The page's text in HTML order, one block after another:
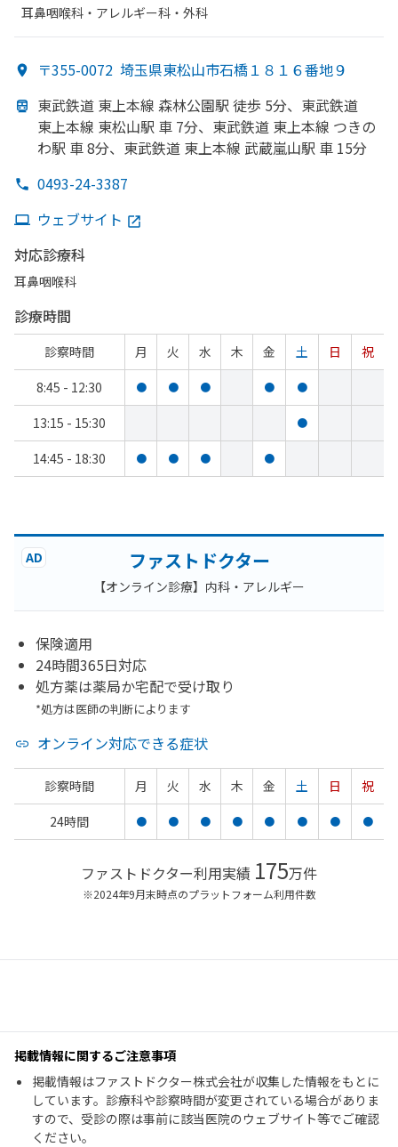
耳鼻咽喉科・​アレルギー科・​外科
〒355-0072 埼玉県東松山市石橋１８１６番地９
東武鉄道 東上本線 森林公園駅 徒歩 5分、 東武鉄道
東上本線 東松山駅 車 7分、 東武鉄道 東上本線 つきの
わ駅 車 8分、 東武鉄道 東上本線 武蔵嵐山駅 車 15分
0493-24-3387
ウェブサイト
対応診療科
耳鼻咽喉科
診療時間
診察時間 月 火 水 木 金 土 日
祝
8:45 - 12:30
● ● ● ● ●
13:15 - 15:30 ●
14:45 - 18:30 ● ● ● ●
AD ファストドクター
【オンライン診療】内科・アレルギー
保険適用
24時間365日対応
処方薬は薬局か宅配で受け取り
*処方は医師の判断によります
オンライン対応できる症状
診察時間 月 火 水 木 金 土 日
祝
24時間
● ● ● ● ● ● ● ●
ファストドクター利用実績 175万件
※2024年9月末時点のプラットフォーム利用件数
掲載情報に関するご注意事項
掲載情報はファストドクター株式会社が収集した情報をもとに
しています。診療科や診察時間が変更されている場合がありま
すので、受診の際は事前に該当医院のウェブサイト等でご確認
ください。